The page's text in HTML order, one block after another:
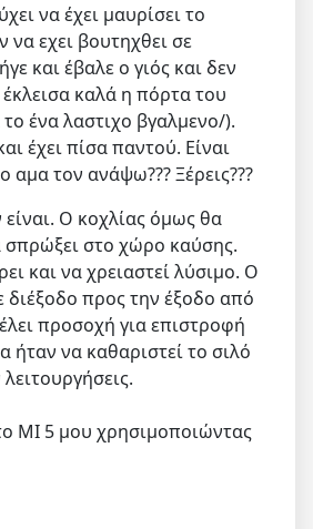
να έχει μαυρίσει το
να εχει βουτηχθει σε
και έβαλε ο γιός και δεν
καλά η πόρτα του
το ένα λαστιχο βγαλμενο/).
έχει πίσα παντού. Είναι
αμα τον ανάψω??? Ξέρεις???
είναι. Ο κοχλίας όμως θα
σπρώξει στο χώρο καύσης.
και να χρειαστεί λύσιμο. Ο
διέξοδο προς την έξοδο από
προσοχή για επιστροφή
ήταν να καθαριστεί το σιλό
MI 5 μου χρησιμοποιώντας